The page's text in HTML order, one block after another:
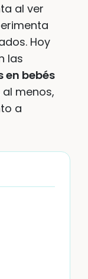
al ver
Hoy
las
en bebés
menos,
a